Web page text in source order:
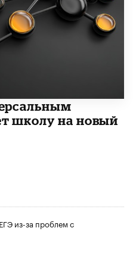
школу на новый
из-за проблем с